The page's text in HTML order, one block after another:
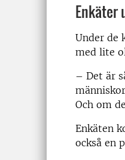
Enkäter
Under de
med lite
– Det är
Och om
Enkäten
också en